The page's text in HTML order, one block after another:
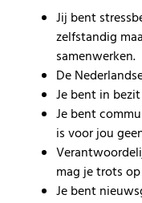
Jij bent
zelfstandig
samenwerken.
De
Je bent in
Je bent
is voor jou
mag je trots
Je bent